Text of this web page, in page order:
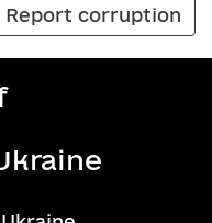
Report corruption